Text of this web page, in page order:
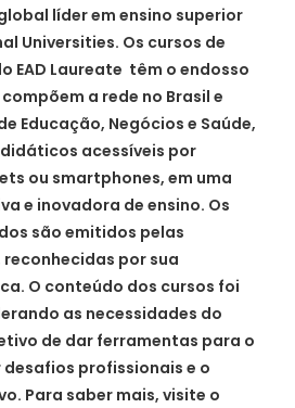
líder em ensino superior
Universities. Os cursos de
EAD Laureate têm o endosso
a rede no Brasil e
Educação, Negócios e Saúde,
acessíveis por
ou smartphones, em uma
e inovadora de ensino. Os
são emitidos pelas
por sua
O conteúdo dos cursos foi
as necessidades do
de dar ferramentas para o
profissionais e o
Para saber mais, visite o